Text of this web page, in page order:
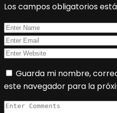
Los campos obligatorios
Guarda mi nombre,
este navegador para la